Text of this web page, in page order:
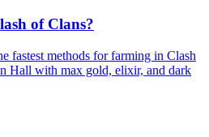
of Clans?
fastest methods for farming in Clash
Hall with max gold, elixir, and dark